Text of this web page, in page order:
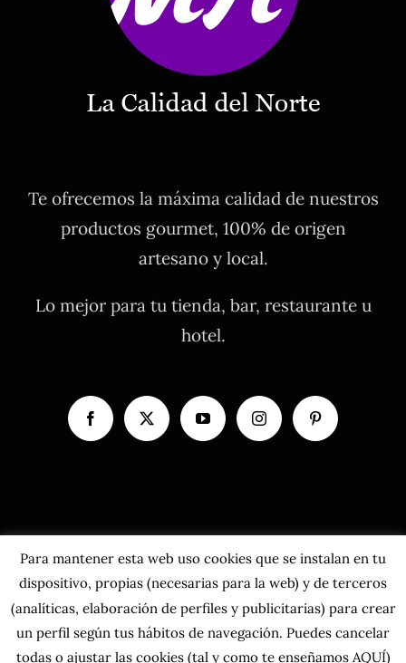
Te ofrecemos la máxima calidad de nuestros
productos gourmet, 100% de origen
artesano y local.
Lo mejor para tu tienda, bar, restaurante u
hotel.
Para mantener esta web uso cookies que se instalan en tu
dispositivo, propias (necesarias para la web) y de terceros
(analíticas, elaboración de perfiles y publicitarias) para crear
un perfil según tus hábitos de navegación. Puedes cancelar
todas o ajustar las cookies(tal y como te enseñamos AQUÍ)